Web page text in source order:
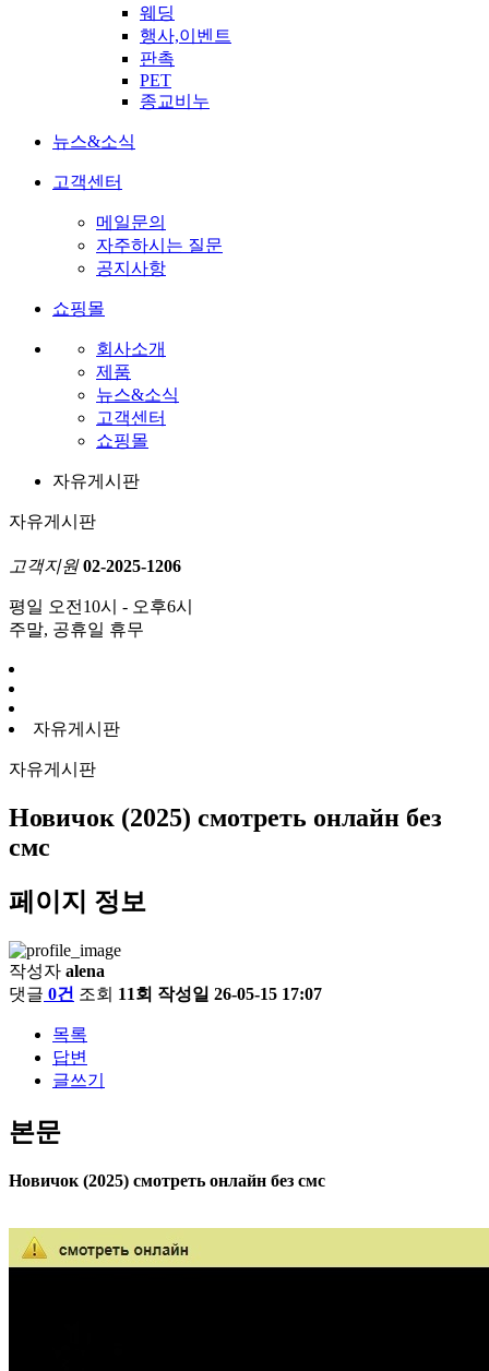
웨딩
행사,이벤트
판촉
PET
종교비누
뉴스&소식
고객센터
메일문의
자주하시는 질문
공지사항
쇼핑몰
회사소개
제품
뉴스&소식
고객센터
쇼핑몰
자유게시판
자유게시판
고객지원 02-2025-1206
평일 오전10시 - 오후6시
주말, 공휴일 휴무
자유게시판
자유게시판
Новичок (2025) смотреть онлайн без
смс
페이지 정보
작성자 alena
댓글 0건 조회 11회 작성일 26-05-15 17:07
목록
답변
글쓰기
본문
Новичок (2025) смотреть онлайн без смс